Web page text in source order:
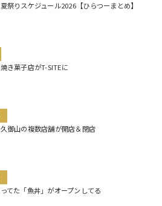
祭りスケジュール2026【ひらつーまとめ】
き菓子店がT-SITEに
御山の複数店舗が開店＆閉店
てた「魚丼」がオープンしてる